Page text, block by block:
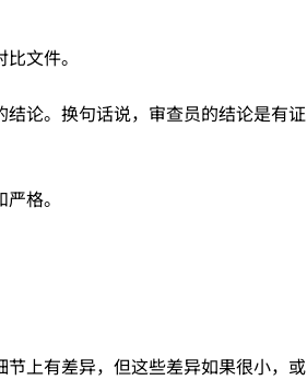
文件。
论。换句话说，审查员的结论是有证
格。
上有差异，但这些差异如果很小，或